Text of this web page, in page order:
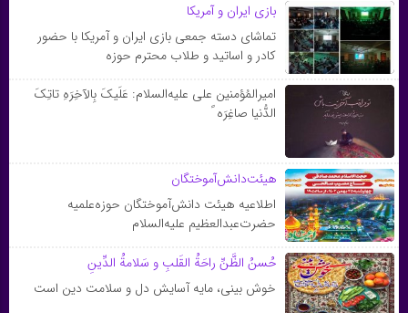
بازی ایران و آمریکا
تماشای دسته جمعی بازی ایران و آمریکا با حضور
کادر و اساتید و طلاب محترم حوزه
امیرالمُؤمنین علی علیه‌السلام: عَلَیکَ بِالآخِرَهِ تاتِکَ
الدُّنیا صاغِرَه ً
هیئت‌دانش‌آموختگان
اطلاعیه هیئت دانش‌آموختگان حوزه‌علمیه
حضرت‌عبدالعظیم علیه‌السلام
حُسنُ الظَّنِّ راحَةُ القَلبِ و سَلامةُ الدِّينِ
خوش بینى، مایه آسایش دل و سلامت دین است